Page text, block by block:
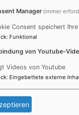
dem
Manager (immer
Consent speichert
: Funktional
von Youtube-
Videos von Youtube
: Eingebettete externe